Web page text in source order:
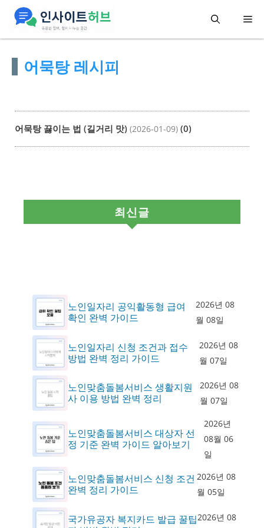
메
어묵탕 레시피
어묵탕 끓이는 법 (길거리 맛) (2026-01-09) (0)
최신글
노인일자리 공익활동형 급여
확인 완벽 가이드
2026년 08
월 08일
노인일자리 신청 조건과 접수
방법 완벽 정리 가이드
2026년 08
월 07일
노인맞춤돌봄서비스 생활지원
사 이용 방법 완벽 정리
2026년 08
월 07일
노인맞춤돌봄서비스 대상자 선
정 기준 완벽 가이드 알아보기
2026년
08월 06
일
노인맞춤돌봄서비스 신청 조건
완벽 정리 가이드
2026년 08
월 05일
국가유공자 복지카드 발급 꿀팁2026년 08